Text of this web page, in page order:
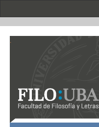
.